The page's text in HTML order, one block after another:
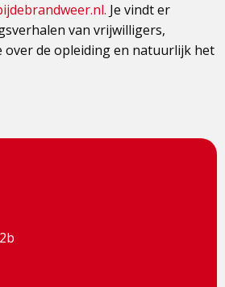
Je vindt er
van vrijwilligers,
de opleiding en natuurlijk het